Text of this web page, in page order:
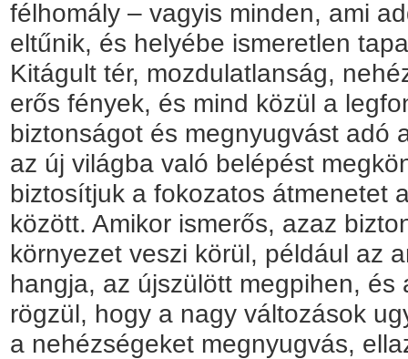
félhomály – vagyis minden, ami
eltűnik, és helyébe ismeretlen
Kitágult tér, mozdulatlanság,
erős fények, és mind közül a
biztonságot és megnyugvást adó
az új világba való belépést
biztosítjuk a fokozatos átmenetet
között. Amikor ismerős, azaz
környezet veszi körül, például az
hangja, az újszülött megpihen, és
rögzül, hogy a nagy változások
a nehézségeket megnyugvás,